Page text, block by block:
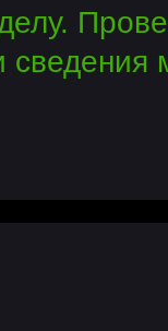
сведения